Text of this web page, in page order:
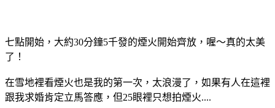
七點開始，大約30分鐘5千發的煙火開始齊放，喔～真的太美
了！
在雪地裡看煙火也是我的第一次，太浪漫了，如果有人在這裡
跟我求婚肯定立馬答應，但25眼裡只想拍煙火....